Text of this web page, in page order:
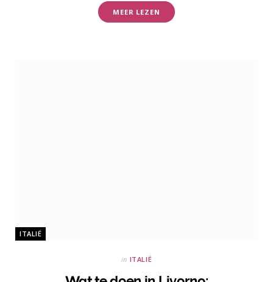
MEER LEZEN
ITALIË
in ITALIË